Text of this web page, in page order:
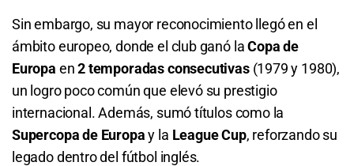
Total de Goles - Más de 0.5
1.07 S/ 10,70 S/ 0,70
Total de Goles - Más de 1.5
1.31
Sin embargo, su mayor reconocimiento llegó en el
ámbito europeo, donde el club ganó laCopa de
Europa en2 temporadas consecutivas(1979 y 1980),
un logro poco común que elevó su prestigio
internacional. Además, sumó títulos como la
Supercopa de Europay la League Cup, reforzando su
legado dentro del fútbol inglés.